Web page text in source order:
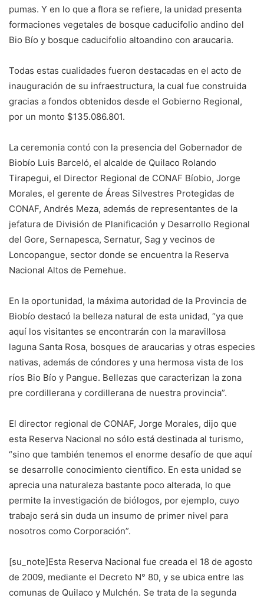
pumas. Y en lo que a flora se refiere, la unidad presenta
formaciones vegetales de bosque caducifolio andino del
Bio Bío y bosque caducifolio altoandino con araucaria.
Todas estas cualidades fueron destacadas en el acto de
inauguración de su infraestructura, la cual fue construida
gracias a fondos obtenidos desde el Gobierno Regional,
por un monto $135.086.801.
La ceremonia contó con la presencia del Gobernador de
Biobío Luis Barceló, el alcalde de Quilaco Rolando
Tirapegui, el Director Regional de CONAF Bíobio, Jorge
Morales, el gerente de Áreas Silvestres Protegidas de
CONAF, Andrés Meza, además de representantes de la
jefatura de División de Planificación y Desarrollo Regional
del Gore, Sernapesca, Sernatur, Sag y vecinos de
Loncopangue, sector donde se encuentra la Reserva
Nacional Altos de Pemehue.
En la oportunidad, la máxima autoridad de la Provincia de
Biobío destacó la belleza natural de esta unidad, “ya que
aquí los visitantes se encontrarán con la maravillosa
laguna Santa Rosa, bosques de araucarias y otras especies
nativas, además de cóndores y una hermosa vista de los
ríos Bio Bío y Pangue. Bellezas que caracterizan la zona
pre cordillerana y cordillerana de nuestra provincia”.
El director regional de CONAF, Jorge Morales, dijo que
esta Reserva Nacional no sólo está destinada al turismo,
“sino que también tenemos el enorme desafío de que aquí
se desarrolle conocimiento científico. En esta unidad se
aprecia una naturaleza bastante poco alterada, lo que
permite la investigación de biólogos, por ejemplo, cuyo
trabajo será sin duda un insumo de primer nivel para
nosotros como Corporación”.
[su_note]Esta Reserva Nacional fue creada el 18 de agosto
de 2009, mediante el Decreto N° 80, y se ubica entre las
comunas de Quilaco y Mulchén. Se trata de la segunda